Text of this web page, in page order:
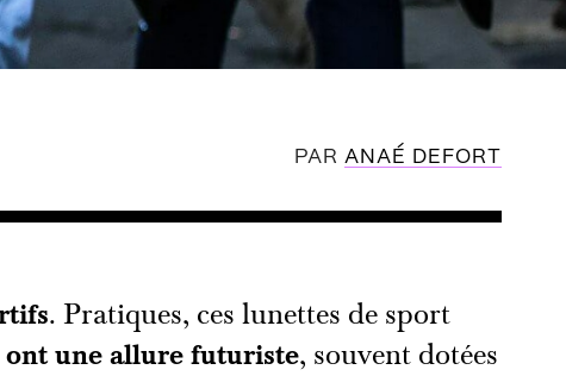
PARANAÉ DEFORT
. Pratiques, ces lunettes de sport
ont une allure futuriste, souvent dotées